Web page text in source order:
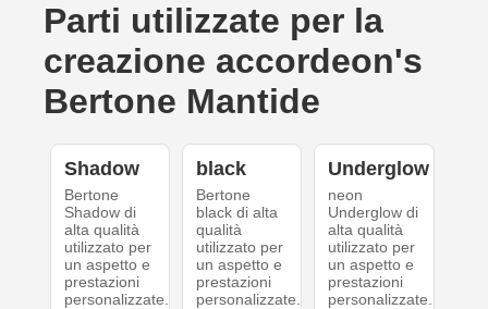
Parti utilizzate per la
creazione accordeon's
Bertone Mantide
Shadow
Bertone
Shadow di
alta qualità
utilizzato per
un aspetto e
prestazioni
personalizzate.
black
Bertone
black di alta
qualità
utilizzato per
un aspetto e
prestazioni
personalizzate.
Underglow
neon
Underglow di
alta qualità
utilizzato per
un aspetto e
prestazioni
personalizzate.